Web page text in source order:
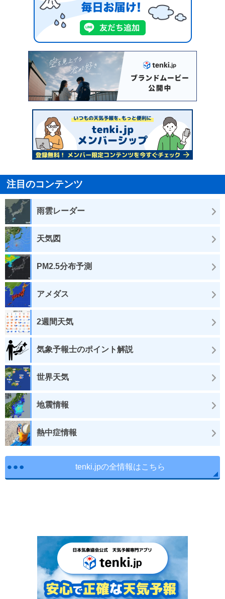
注目のコンテンツ
雨雲レーダー
天気図
PM2.5分布予測
アメダス
2週間天気
気象予報士のポイント解説
世界天気
地震情報
熱中症情報
tenki.jpの全情報はこちら